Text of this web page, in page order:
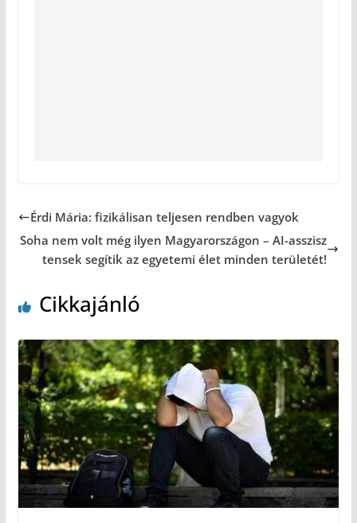
Érdi Mária: fizikálisan teljesen rendben vagyok
Soha nem volt még ilyen Magyarországon – AI-asszisz
tensek segítik az egyetemi élet minden területét!
Cikkajánló